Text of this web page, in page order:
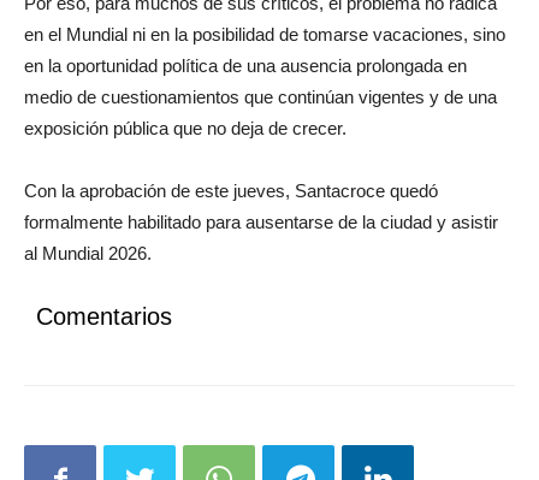
en la oportunidad política de una ausencia prolongada en
medio de cuestionamientos que continúan vigentes y de una
exposición pública que no deja de crecer.
formalmente habilitado para ausentarse de la ciudad y asistir
al Mundial 2026.